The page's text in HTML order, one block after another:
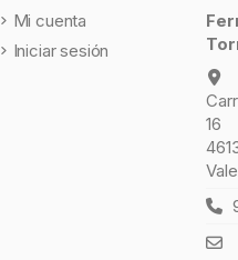
Mi cuenta
Iniciar sesión
16